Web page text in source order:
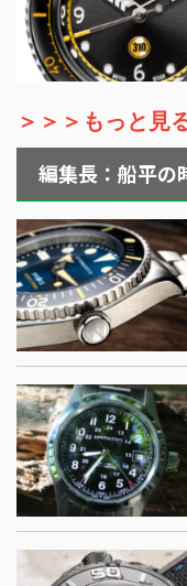
＞＞＞もっと見
編集長：船平の